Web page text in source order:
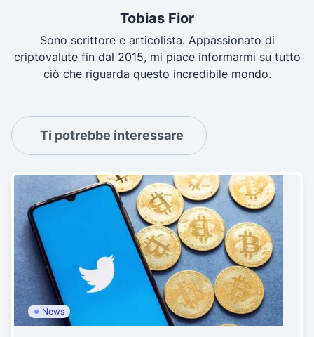
Tobias Fior
Sono scrittore e articolista. Appassionato di
criptovalute fin dal 2015, mi piace informarmi su tutto
ciò che riguarda questo incredibile mondo.
Ti potrebbe interessare
News